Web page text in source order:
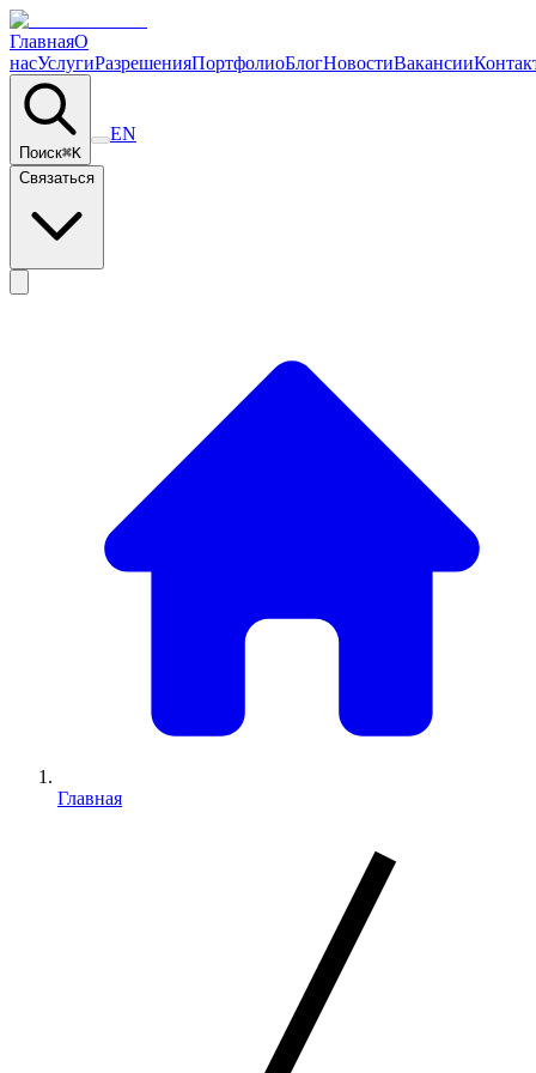
ГлавнаяО
насУслугиРазрешенияПортфолиоБлогНовостиВакансии
Поиск⌘K
EN
Связаться
Главная